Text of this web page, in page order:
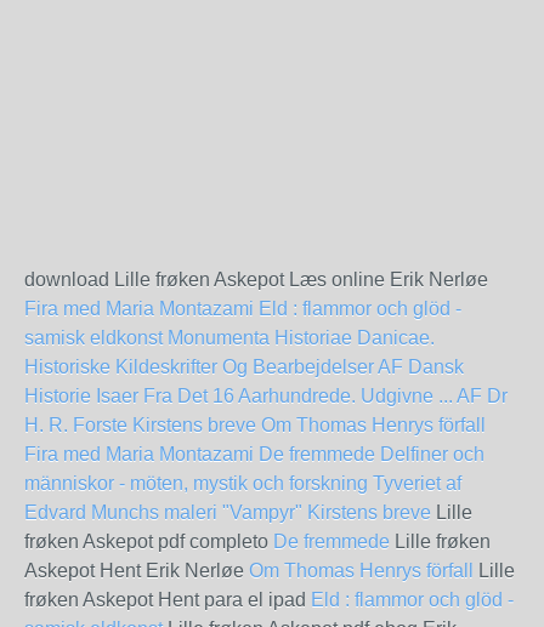
download Lille frøken Askepot Læs online Erik Nerløe
Fira med Maria Montazami Eld : flammor och glöd -
samisk eldkonst Monumenta Historiae Danicae.
Historiske Kildeskrifter Og Bearbejdelser AF Dansk
Historie Isaer Fra Det 16 Aarhundrede. Udgivne ... AF Dr
H. R. Forste Kirstens breve Om Thomas Henrys förfall
Fira med Maria Montazami De fremmede Delfiner och
människor - möten, mystik och forskning Tyveriet af
Edvard Munchs maleri "Vampyr" Kirstens breve Lille
frøken Askepot pdf completo De fremmede Lille frøken
Askepot Hent Erik Nerløe Om Thomas Henrys förfall
Lille
frøken Askepot Hent para el ipad Eld : flammor och glöd -